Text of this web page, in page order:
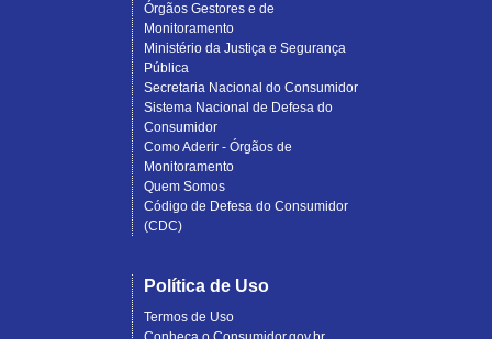
Órgãos Gestores e de
Monitoramento
Ministério da Justiça e Segurança
Pública
Secretaria Nacional do Consumidor
Sistema Nacional de Defesa do
Consumidor
Como Aderir - Órgãos de
Monitoramento
Quem Somos
Código de Defesa do Consumidor
(CDC)
Política de Uso
Termos de Uso